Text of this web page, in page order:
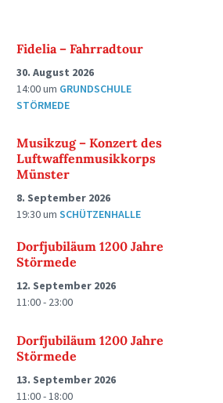
Fidelia – Fahrradtour
30. August 2026
14:00um GRUNDSCHULE
STÖRMEDE
Musikzug – Konzert des
Luftwaffenmusikkorps
Münster
8. September 2026
19:30umSCHÜTZENHALLE
Dorfjubiläum 1200 Jahre
Störmede
12. September 2026
11:00 - 23:00
Dorfjubiläum 1200 Jahre
Störmede
13. September 2026
11:00 - 18:00